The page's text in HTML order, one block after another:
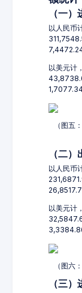
（一
以人民币
以美元计
（图五
（二
以人民币
以美元计
（图六
（三